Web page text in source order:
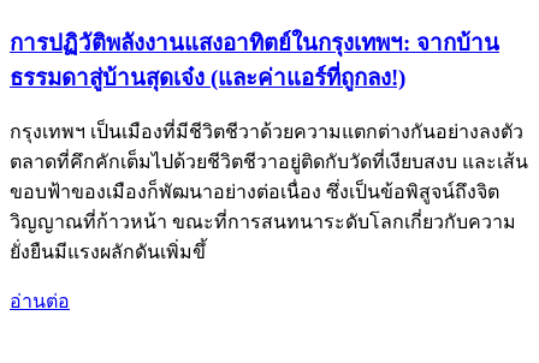
การปฏิวัติพลังงานแสงอาทิตย์ในกรุงเทพฯ: จากบ้าน
ธรรมดาสู่บ้านสุดเจ๋ง (และค่าแอร์ที่ถูกลง!)
กรุงเทพฯ เป็นเมืองที่มีชีวิตชีวาด้วยความแตกต่างกันอย่างลงตัว
ตลาดที่คึกคักเต็มไปด้วยชีวิตชีวาอยู่ติดกับวัดที่เงียบสงบ และเส้น
ขอบฟ้าของเมืองก็พัฒนาอย่างต่อเนื่อง ซึ่งเป็นข้อพิสูจน์ถึงจิต
วิญญาณที่ก้าวหน้า ขณะที่การสนทนาระดับโลกเกี่ยวกับความ
ยั่งยืนมีแรงผลักดันเพิ่มขึ้
อ่านต่อ